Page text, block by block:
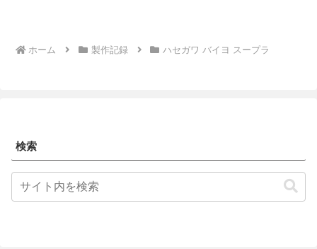
ホーム 製作記録 ハセガワ バイヨ スープラ
検索